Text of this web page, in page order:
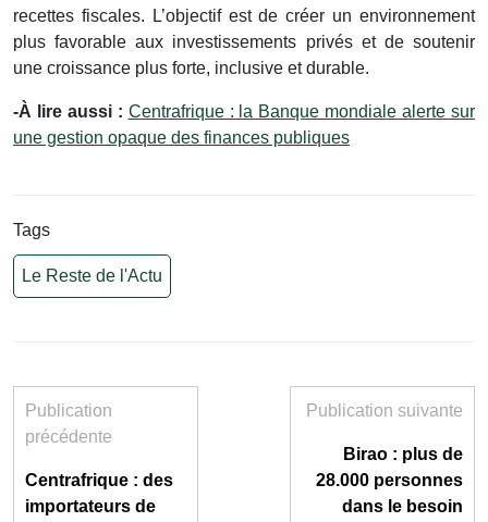
recettes fiscales. L’objectif est de créer un environnement
plus favorable aux investissements privés et de soutenir
une croissance plus forte, inclusive et durable.
-À lire aussi : Centrafrique : la Banque mondiale alerte sur
une gestion opaque des finances publiques
Tags
Le Reste de l'Actu
Publication
précédente
Centrafrique : des
importateurs de
Publication suivante
Birao : plus de
28.000 personnes
dans le besoin